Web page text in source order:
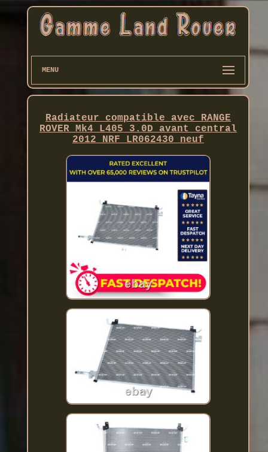
MENU
Radiateur compatible avec RANGE
ROVER Mk4 L405 3.0D avant central
2012 NRF LR062430 neuf